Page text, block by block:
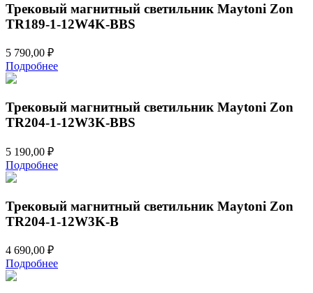
Трековый магнитный светильник Maytoni Zon
TR189-1-12W4K-BBS
5 790,00 ₽
Подробнее
Трековый магнитный светильник Maytoni Zon
TR204-1-12W3K-BBS
5 190,00 ₽
Подробнее
Трековый магнитный светильник Maytoni Zon
TR204-1-12W3K-B
4 690,00 ₽
Подробнее